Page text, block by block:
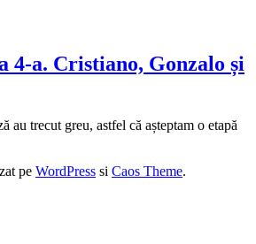
4-a. Cristiano, Gonzalo și
au trecut greu, astfel că așteptam o etapă
pe WordPress si Caos Theme.